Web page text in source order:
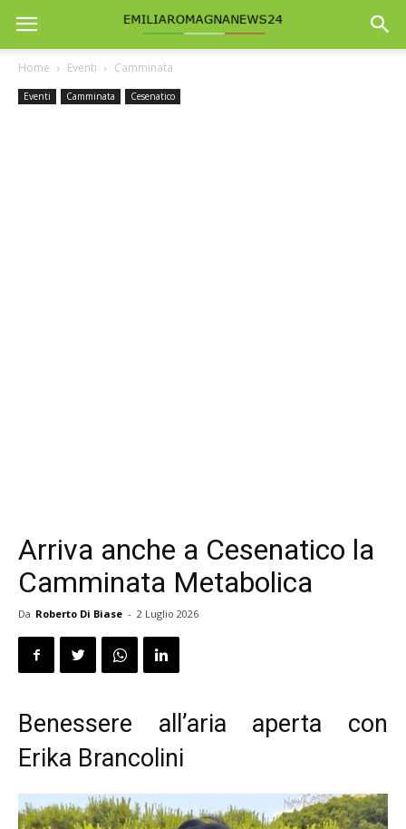
Home Eventi Camminata
Eventi Camminata Cesenatico
Arriva anche a Cesenatico la
Camminata Metabolica
Da Roberto Di Biase - 2 Luglio 2026
Benessere all’aria aperta con
Erika Brancolini